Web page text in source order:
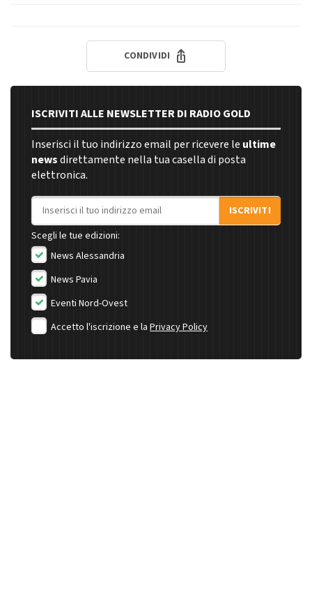
CONDIVIDI
ISCRIVITI ALLE NEWSLETTER DI RADIO GOLD
Inserisci il tuo indirizzo email per ricevere le ultime
newsdirettamente nella tua casella di posta
elettronica.
Indirizzo email
ISCRIVITI
Scegli le tue edizioni:
News Alessandria
News Pavia
Eventi Nord-Ovest
Accetto l'iscrizione e la Privacy Policy